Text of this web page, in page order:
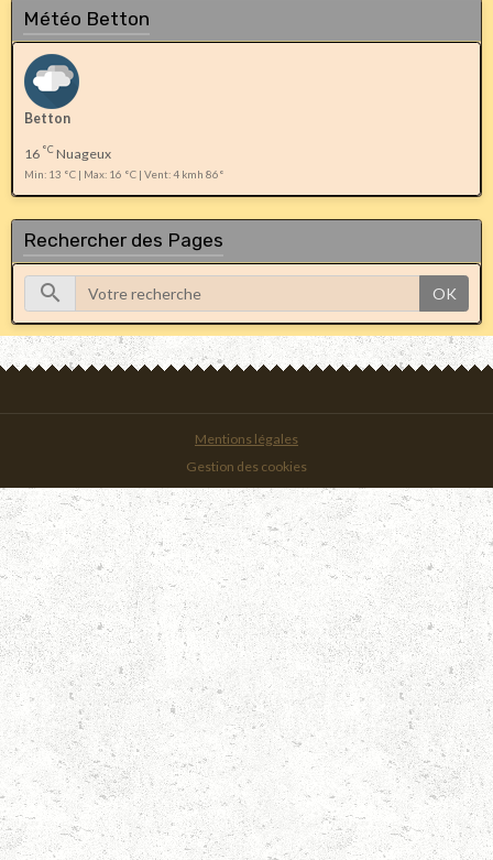
Météo Betton
Betton
16 °CNuageux
Min: 13 °C | Max: 16 °C | Vent: 4 kmh 86°
Rechercher des Pages
OK
Mentions légales
Gestion des cookies